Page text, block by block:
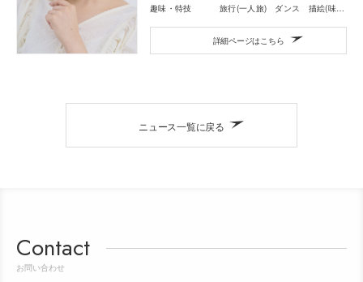
趣味・特技
旅行(一人旅) ダンス 描絵(味のある)
詳細ページはこちら
ニュース一覧に戻る
Contact
お問い合わせ